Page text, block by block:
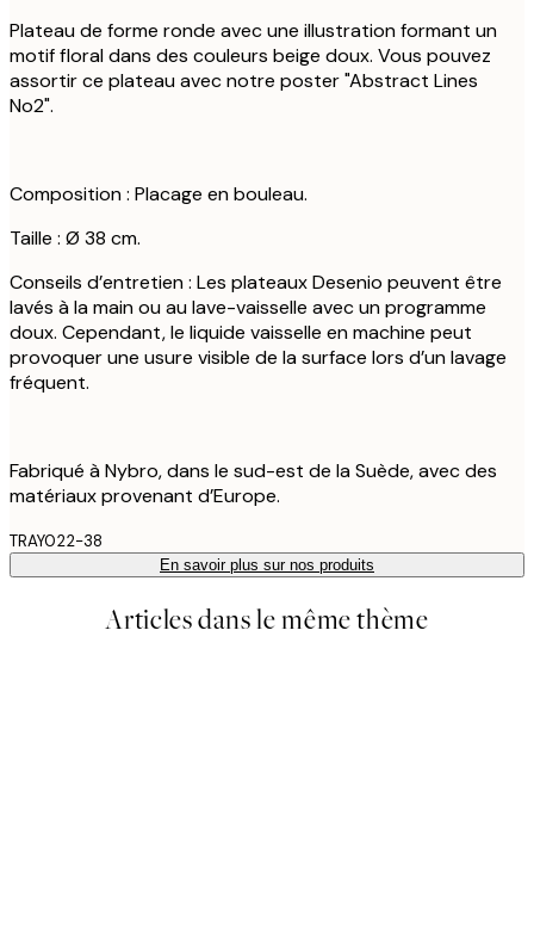
Plateau de forme ronde avec une illustration formant un
motif floral dans des couleurs beige doux. Vous pouvez
assortir ce plateau avec notre poster "Abstract Lines
No2".
Composition : Placage en bouleau.
Taille : Ø 38 cm.
Conseils d’entretien : Les plateaux Desenio peuvent être
lavés à la main ou au lave-vaisselle avec un programme
doux. Cependant, le liquide vaisselle en machine peut
provoquer une usure visible de la surface lors d’un lavage
fréquent.
Fabriqué à Nybro, dans le sud-est de la Suède, avec des
matériaux provenant d’Europe.
TRAY022-38
En savoir plus sur nos produits
Articles dans le même thème